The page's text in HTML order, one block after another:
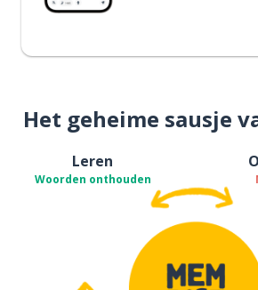
Het geheime sausje
Leren
Woorden onthouden